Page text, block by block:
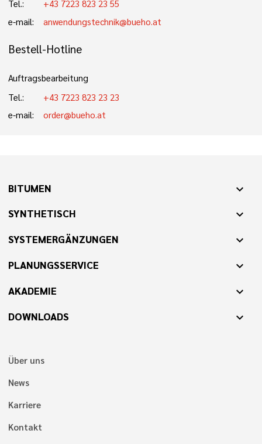
Tel.:
+43 7223 823 23 55
e-mail:
anwendungstechnik@bueho.at
Bestell-Hotline
Auftragsbearbeitung
Tel.:
+43 7223 823 23 23
e-mail:
order@bueho.at
BITUMEN expand_more
SYNTHETISCH expand_more
SYSTEMERGÄNZUNGEN expand_more
PLANUNGSSERVICE expand_more
AKADEMIE expand_more
DOWNLOADS expand_more
Über uns
News
Karriere
Kontakt